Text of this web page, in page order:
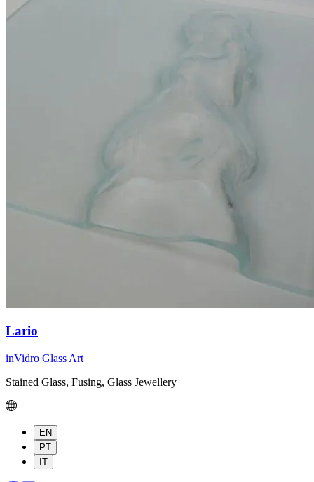
Lario
inVidro Glass Art
Stained Glass, Fusing, Glass Jewellery
EN
PT
IT